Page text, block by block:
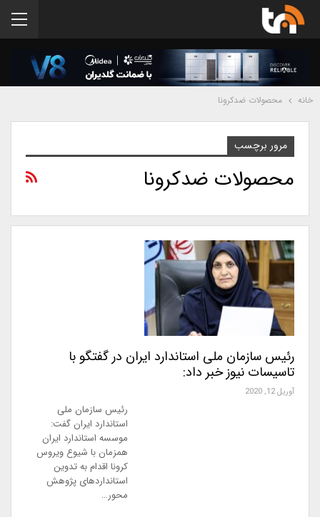
خانه محصولات ضدکرونا
مرور برچسب
محصولات ضدکرونا
رئیس سازمان ملی استاندارد ایران در گفتگو با
تاسیسات نیوز خبر داد:
آوریل 12, 2020
رئیس سازمان ملی
استاندارد ایران گفت:
موسسه استاندارد ایران
همزمان با شیوع ویروس
کرونا اقدام به تدوین
استانداردهای پژوهش
محور…